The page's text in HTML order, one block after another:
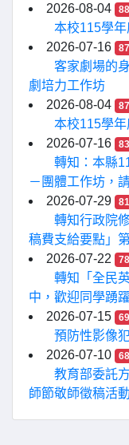
2026-08-04
88
本校115學
2026-07-16
87
客家劇場的
劇培力工作坊
2026-08-04
87
本校115學
2026-07-16
83
轉知：本縣
－團體工作坊，
2026-07-29
81
轉知行政院
稿費支給要點」
2026-07-22
78
轉知「全民
中，歡迎同學踴
2026-07-15
69
預防性影像
2026-07-10
68
教育部委託
師節敬師徵稿活動